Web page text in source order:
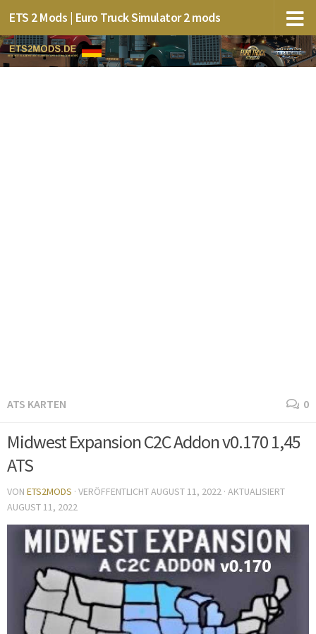
ETS 2 Mods | Euro Truck Simulator 2 mods
ATS KARTEN 0
Midwest Expansion C2C Addon v0.170 1,45
ATS
VON ETS2MODS · VERÖFFENTLICHTAUGUST 11, 2022 · AKTUALISIERT
AUGUST 11, 2022